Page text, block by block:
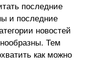
последние
и последние
новостей
Тем
как можно